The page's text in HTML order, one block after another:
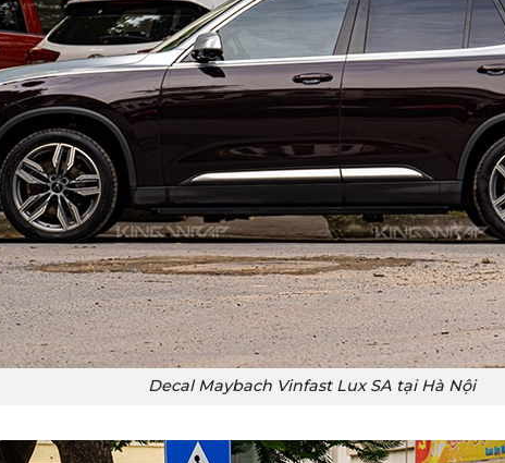
Decal Maybach Vinfast Lux SA tại Hà Nội